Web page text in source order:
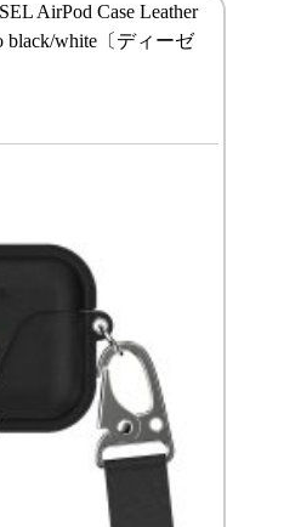
AirPod Case Leather
black/white〔ディーゼ